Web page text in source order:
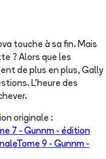
touche à sa fin. Mais
? Alors que les
de plus en plus, Gally
L’heure des
originale :
7 - Gunnm - édition
Tome 9 - Gunnm -